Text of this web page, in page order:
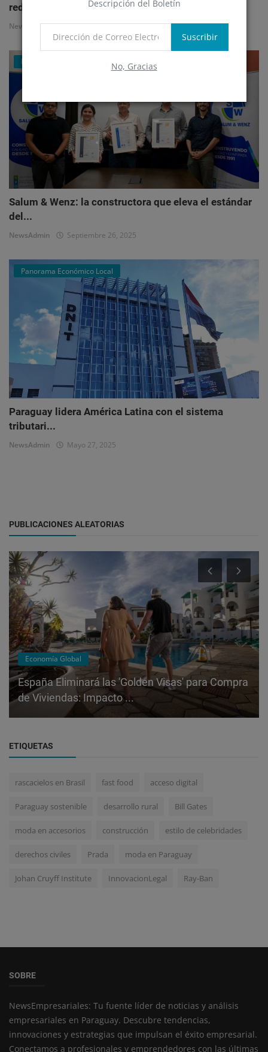
Descripción del Boletín
Suscribir
No, Gracias
redefi...
NewsAdmin Octubre 1, 2025
Mercado Inmobiliario Empresarial
Salum & Wenz: la constructora que eleva el estándar
del...
NewsAdmin Septiembre 26, 2025
Panorama Económico Local
Paraguay lidera América Latina con el sistema
tributari...
NewsAdmin Mayo 27, 2025
PUBLICACIONES ALEATORIAS
Economía Global
España Eliminará las 'Golden Visas' para Compra
de Viviendas: Impacto ...
ETIQUETAS
rascacielos en Brasil fast food acceso digital
Paraguay sostenible desarrollo rural Bill Gates
moda en accesorios construcción estilo de celebridades
derechos civiles Prada moda en Paraguay
Johan Cruyff Institute InnovacionLegal Ray-Ban
SOBRE
NewsEmpresariales: Tu fuente líder de noticias y análisis
empresariales en Paraguay. Descubre tendencias,
innovaciones y estrategias que impulsan el éxito empresarial.
Conectamos a profesionales y emprendedores con las últimas